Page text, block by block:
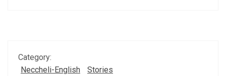
Category:
Neccheli-English
Stories